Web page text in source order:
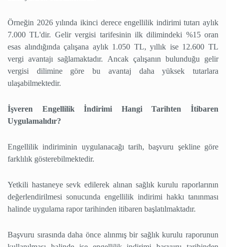
Örneğin 2026 yılında ikinci derece engellilik indirimi tutarı aylık
7.000 TL'dir. Gelir vergisi tarifesinin ilk dilimindeki %15 oran
esas alındığında çalışana aylık 1.050 TL, yıllık ise 12.600 TL
vergi avantajı sağlamaktadır. Ancak çalışanın bulunduğu gelir
vergisi dilimine göre bu avantaj daha yüksek tutarlara
ulaşabilmektedir.
İşveren Engellilik İndirimi Hangi Tarihten İtibaren
Uygulamalıdır?
Engellilik indiriminin uygulanacağı tarih, başvuru şekline göre
farklılık gösterebilmektedir.
Yetkili hastaneye sevk edilerek alınan sağlık kurulu raporlarının
değerlendirilmesi sonucunda engellilik indirimi hakkı tanınması
halinde uygulama rapor tarihinden itibaren başlatılmaktadır.
Başvuru sırasında daha önce alınmış bir sağlık kurulu raporunun